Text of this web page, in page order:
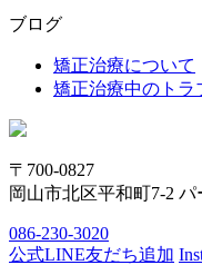
ブログ
矯正治療について
矯正治療中のトラ
〒700-0827
岡山市北区平和町7-2
086-230-3020
公式LINE友だち追加